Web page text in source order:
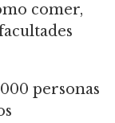
comer,
personas